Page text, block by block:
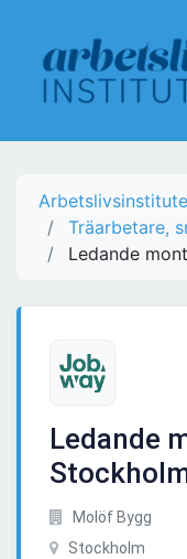
Träarbetare,
Ledande
Ledande
Molöf Bygg
Stockholm